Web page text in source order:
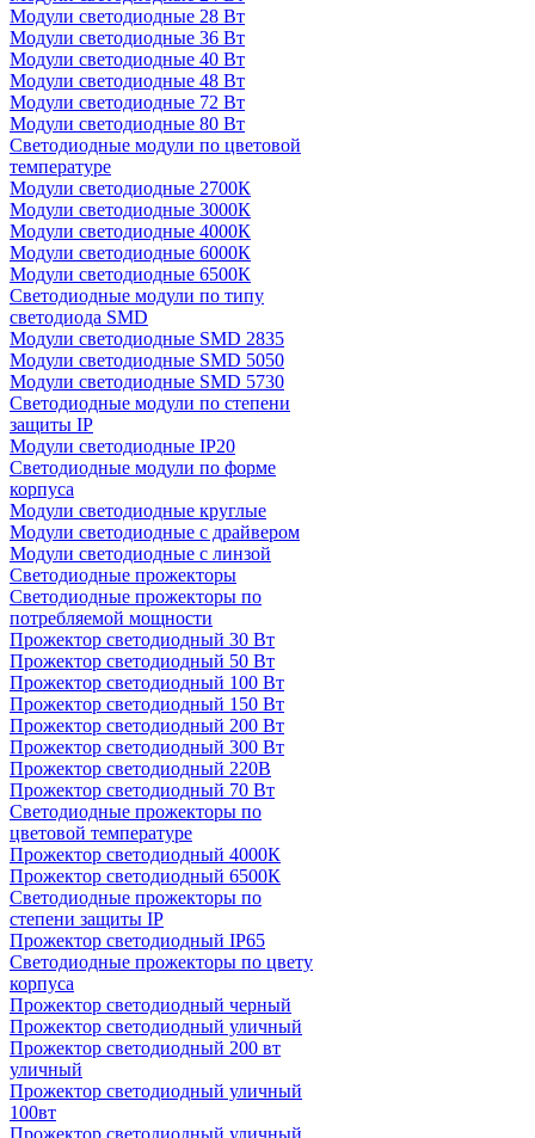
Модули светодиодные 28 Вт
Модули светодиодные 36 Вт
Модули светодиодные 40 Вт
Модули светодиодные 48 Вт
Модули светодиодные 72 Вт
Модули светодиодные 80 Вт
Светодиодные модули по цветовой
температуре
Модули светодиодные 2700К
Модули светодиодные 3000К
Модули светодиодные 4000К
Модули светодиодные 6000К
Модули светодиодные 6500К
Светодиодные модули по типу
светодиода SMD
Модули светодиодные SMD 2835
Модули светодиодные SMD 5050
Модули светодиодные SMD 5730
Светодиодные модули по степени
защиты IP
Модули светодиодные IP20
Светодиодные модули по форме
корпуса
Модули светодиодные круглые
Модули светодиодные с драйвером
Модули светодиодные с линзой
Светодиодные прожекторы
Светодиодные прожекторы по
потребляемой мощности
Прожектор светодиодный 30 Вт
Прожектор светодиодный 50 Вт
Прожектор светодиодный 100 Вт
Прожектор светодиодный 150 Вт
Прожектор светодиодный 200 Вт
Прожектор светодиодный 300 Вт
Прожектор светодиодный 220В
Прожектор светодиодный 70 Вт
Светодиодные прожекторы по
цветовой температуре
Прожектор светодиодный 4000К
Прожектор светодиодный 6500К
Светодиодные прожекторы по
степени защиты IP
Прожектор светодиодный IP65
Светодиодные прожекторы по цвету
корпуса
Прожектор светодиодный черный
Прожектор светодиодный уличный
Прожектор светодиодный 200 вт
уличный
Прожектор светодиодный уличный
100вт
Прожектор светодиодный уличный